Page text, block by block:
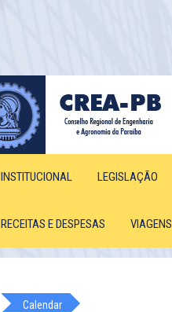
INSTITUCIONAL LEGISLAÇÃO
RECEITAS E DESPESAS VIAGENS
Calendar